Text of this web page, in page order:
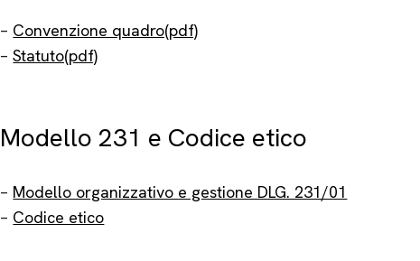
– Convenzione quadro(pdf)
–Statuto(pdf)
Modello 231 e Codice etico
– Modello organizzativo e gestione DLG. 231/01
– Codice etico